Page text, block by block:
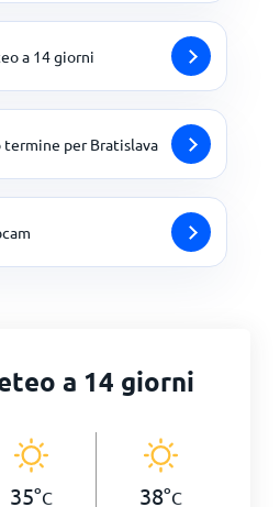
a 14 giorni
termine per Bratislava
a 14 giorni
35°C 38°C